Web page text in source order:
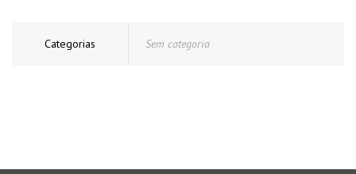
Categorias Sem categoria